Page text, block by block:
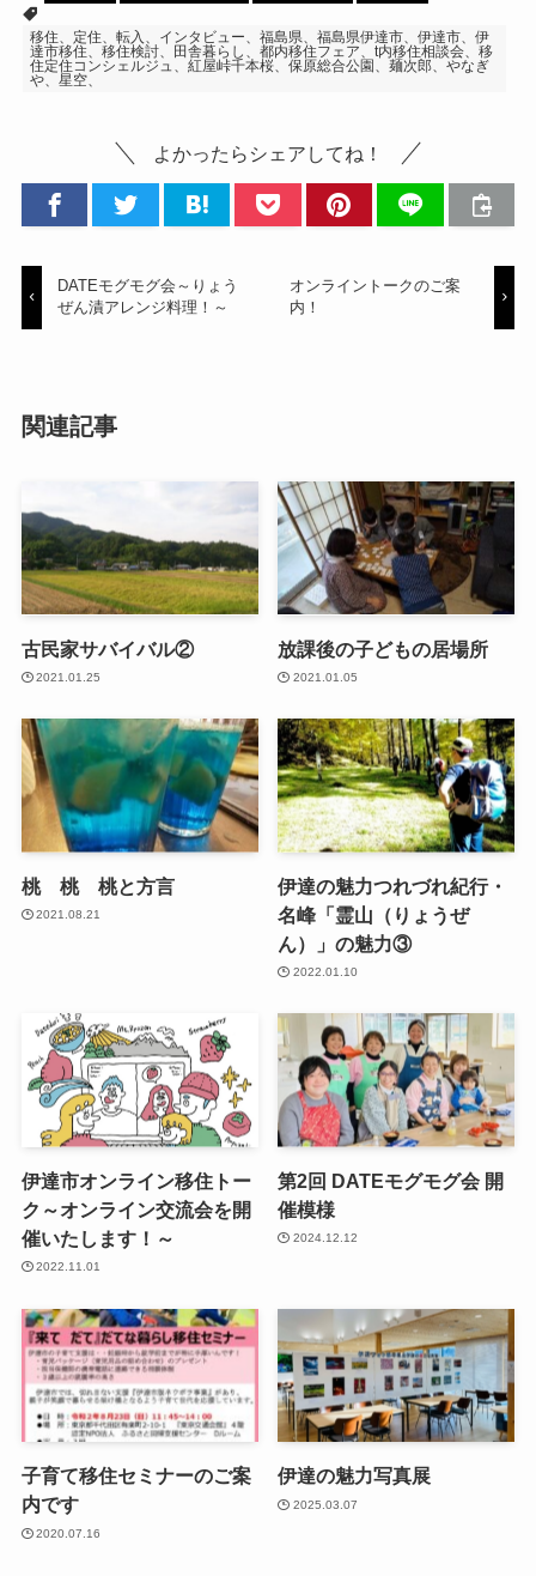
移住、定住、転入、インタビュー、福島県、福島県伊達市、伊達市、伊
達市移住、移住検討、田舎暮らし、都内移住フェア、t内移住相談会、移
住定住コンシェルジュ、紅屋峠千本桜、保原総合公園、麺次郎、やなぎ
や、星空、
よかったらシェアしてね！
DATEモグモグ会～りょう
ぜん漬アレンジ料理！～
オンライントークのご案
内！
関連記事
古民家サバイバル②
2021.01.25
放課後の子どもの居場所
2021.01.05
桃 桃 桃と方言
2021.08.21
伊達の魅力つれづれ紀行・
名峰「霊山（りょうぜ
ん）」の魅力③
2022.01.10
伊達市オンライン移住トー
ク～オンライン交流会を開
催いたします！～
2022.11.01
第2回 DATEモグモグ会 開
催模様
2024.12.12
子育て移住セミナーのご案
内です
2020.07.16
伊達の魅力写真展
2025.03.07